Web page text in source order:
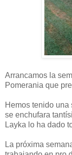
Arrancamos la
Pomerania que
Hemos tenido
se enchufara
Layka lo ha dado
La próxima